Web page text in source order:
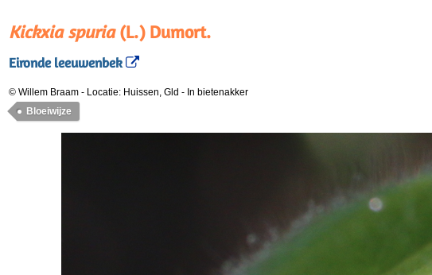
Kickxia spuria(L.) Dumort.
Eironde leeuwenbek
© Willem Braam - Locatie: Huissen, Gld - In bietenakker
Bloeiwijze